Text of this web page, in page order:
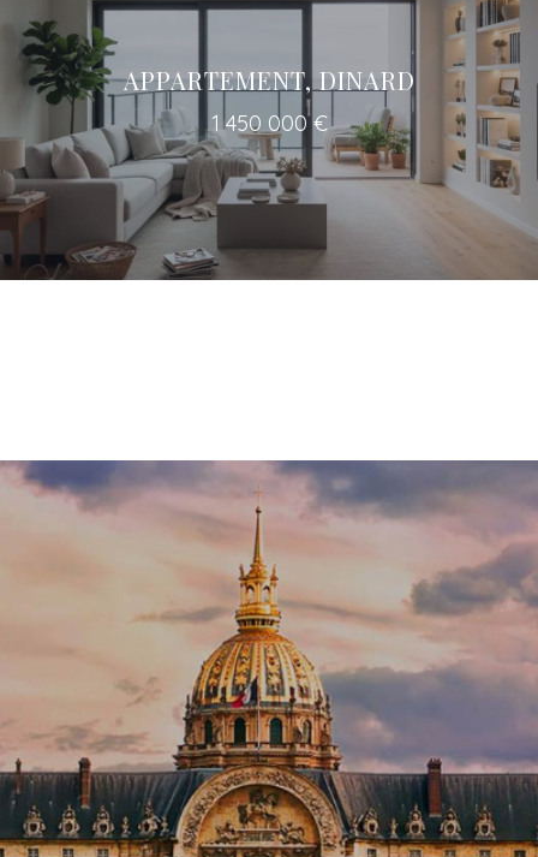
APPARTEMENT, DINARD
1 450 000 €